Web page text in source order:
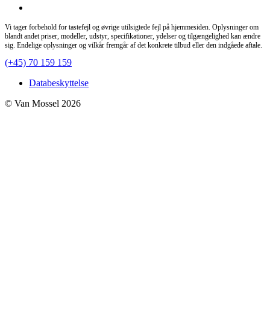
Vi tager forbehold for tastefejl og øvrige utilsigtede fejl på hjemmesiden. Oplysninger om
blandt andet priser, modeller, udstyr, specifikationer, ydelser og tilgængelighed kan ændre
sig. Endelige oplysninger og vilkår fremgår af det konkrete tilbud eller den indgåede aftale.
(+45) 70 159 159
Databeskyttelse
© Van Mossel 2026